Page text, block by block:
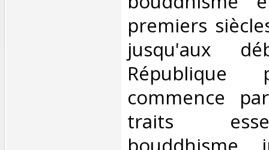
premiers
jusqu'aux
République
commence
traits